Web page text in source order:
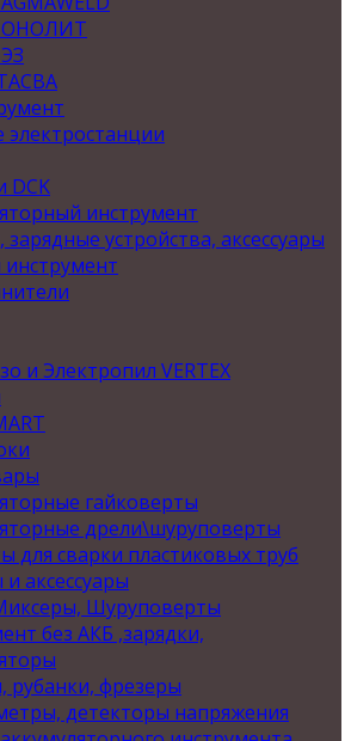
DCK
инструмент
зарядные устройства, аксессуары
и Электропил VERTEX
гайковерты
дрели\шуруповерты
для сварки пластиковых труб
аксессуары
Шуруповерты
без АКБ ,зарядки,
рубанки, фрезеры
детекторы напряжения